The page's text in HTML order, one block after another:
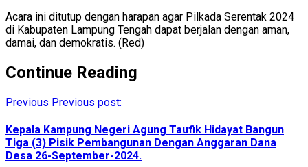
Acara ini ditutup dengan harapan agar Pilkada Serentak 2024
di Kabupaten Lampung Tengah dapat berjalan dengan aman,
damai, dan demokratis. (Red)
Continue Reading
Previous Previous post:
Kepala Kampung Negeri Agung Taufik Hidayat Bangun
Tiga (3) Pisik Pembangunan Dengan Anggaran Dana
Desa 26-September-2024.